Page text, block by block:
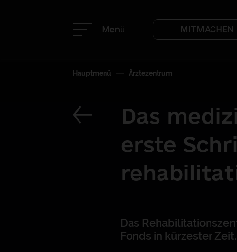
Menü MITMACHEN
Hauptmenü Ärztezentrum
Das
erste
Das
Fonds in kürzester Zeit.